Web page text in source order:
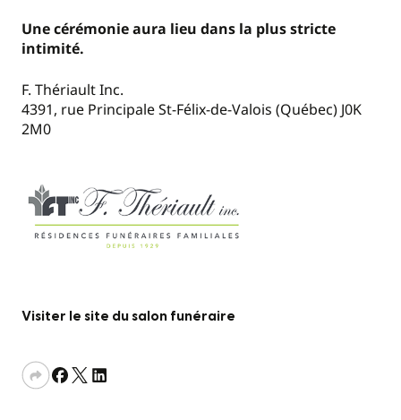
Une cérémonie aura lieu dans la plus stricte
intimité.
F. Thériault Inc.
4391, rue Principale St-Félix-de-Valois (Québec) J0K
2M0
Visiter le site du salon funéraire